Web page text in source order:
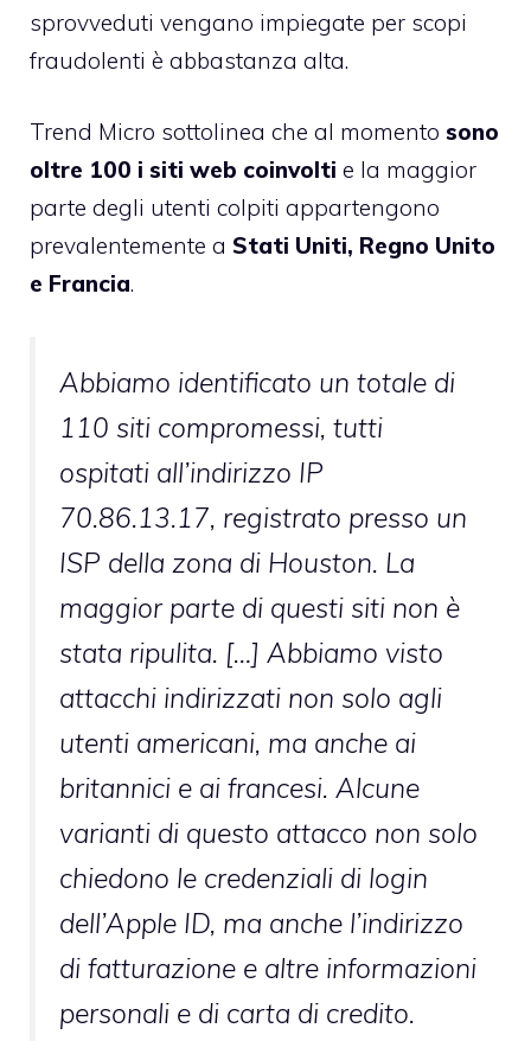
sprovveduti vengano impiegate per scopi
fraudolenti è abbastanza alta.
Trend Micro sottolinea che al momento sono
oltre 100 i siti web coinvolti e la maggior
parte degli utenti colpiti appartengono
prevalentemente a Stati Uniti, Regno Unito
e Francia.
Abbiamo identificato un totale di
110 siti compromessi, tutti
ospitati all’indirizzo IP
70.86.13.17, registrato presso un
ISP della zona di Houston. La
maggior parte di questi siti non è
stata ripulita. […] Abbiamo visto
attacchi indirizzati non solo agli
utenti americani, ma anche ai
britannici e ai francesi. Alcune
varianti di questo attacco non solo
chiedono le credenziali di login
dell’Apple ID, ma anche l’indirizzo
di fatturazione e altre informazioni
personali e di carta di credito.